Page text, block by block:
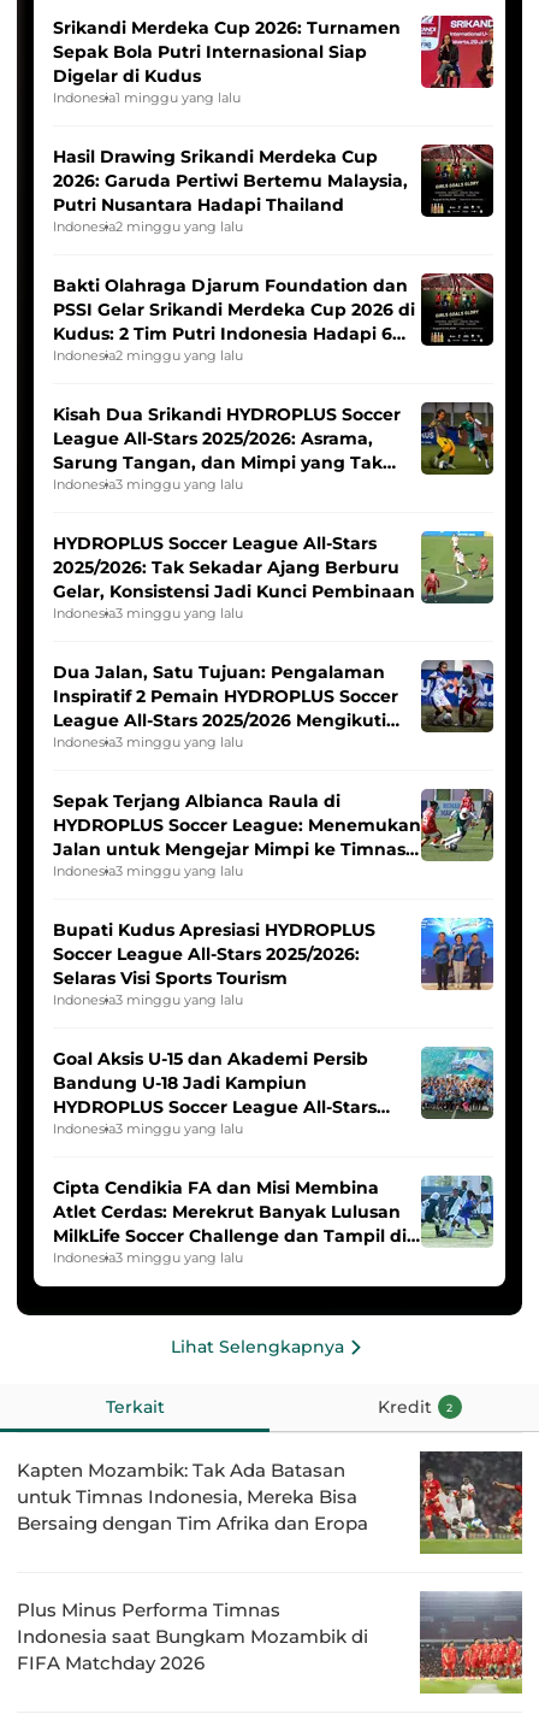
Srikandi Merdeka Cup 2026: Turnamen
Sepak Bola Putri Internasional Siap
Digelar di Kudus
Indonesia1 minggu yang lalu
Hasil Drawing Srikandi Merdeka Cup
2026: Garuda Pertiwi Bertemu Malaysia,
Putri Nusantara Hadapi Thailand
Indonesia2 minggu yang lalu
Bakti Olahraga Djarum Foundation dan
PSSI Gelar Srikandi Merdeka Cup 2026 di
Kudus: 2 Tim Putri Indonesia Hadapi 6
Tim Asia
Indonesia2 minggu yang lalu
Kisah Dua Srikandi HYDROPLUS Soccer
League All-Stars 2025/2026: Asrama,
Sarung Tangan, dan Mimpi yang Tak
Pernah Padam
Indonesia3 minggu yang lalu
HYDROPLUS Soccer League All-Stars
2025/2026: Tak Sekadar Ajang Berburu
Gelar, Konsistensi Jadi Kunci Pembinaan
Indonesia3 minggu yang lalu
Dua Jalan, Satu Tujuan: Pengalaman
Inspiratif 2 Pemain HYDROPLUS Soccer
League All-Stars 2025/2026 Mengikuti
Seleksi Timnas Indonesia Putri
Indonesia3 minggu yang lalu
Sepak Terjang Albianca Raula di
HYDROPLUS Soccer League: Menemukan
Jalan untuk Mengejar Mimpi ke Timnas
Indonesia Putri
Indonesia3 minggu yang lalu
Bupati Kudus Apresiasi HYDROPLUS
Soccer League All-Stars 2025/2026:
Selaras Visi Sports Tourism
Indonesia3 minggu yang lalu
Goal Aksis U-15 dan Akademi Persib
Bandung U-18 Jadi Kampiun
HYDROPLUS Soccer League All-Stars
2025/2026
Indonesia3 minggu yang lalu
Cipta Cendikia FA dan Misi Membina
Atlet Cerdas: Merekrut Banyak Lulusan
MilkLife Soccer Challenge dan Tampil di
HYDROPLUS Soccer League
Indonesia3 minggu yang lalu
Lihat Selengkapnya
Terkait Kredit 2
Kapten Mozambik: Tak Ada Batasan
untuk Timnas Indonesia, Mereka Bisa
Bersaing dengan Tim Afrika dan Eropa
Plus Minus Performa Timnas
Indonesia saat Bungkam Mozambik di
FIFA Matchday 2026